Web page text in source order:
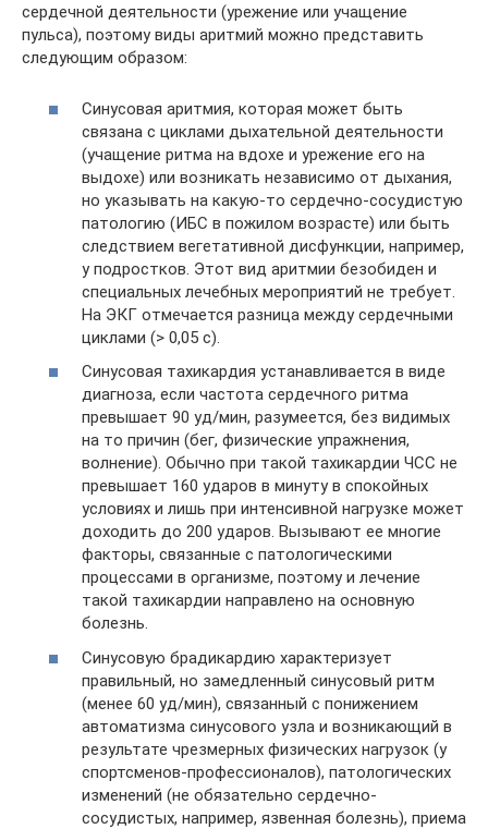
сердечной деятельности (урежение или учащение
пульса), поэтому виды аритмий можно представить
следующим образом:
Синусовая аритмия, которая может быть
связана с циклами дыхательной деятельности
(учащение ритма на вдохе и урежение его на
выдохе) или возникать независимо от дыхания,
но указывать на какую-то сердечно-сосудистую
патологию (ИБС в пожилом возрасте) или быть
следствием вегетативной дисфункции, например,
у подростков. Этот вид аритмии безобиден и
специальных лечебных мероприятий не требует.
На ЭКГ отмечается разница между сердечными
циклами (> 0,05 с).
Синусовая тахикардия устанавливается в виде
диагноза, если частота сердечного ритма
превышает 90 уд/мин, разумеется, без видимых
на то причин (бег, физические упражнения,
волнение). Обычно при такой тахикардии ЧСС не
превышает 160 ударов в минуту в спокойных
условиях и лишь при интенсивной нагрузке может
доходить до 200 ударов. Вызывают ее многие
факторы, связанные с патологическими
процессами в организме, поэтому и лечение
такой тахикардии направлено на основную
болезнь.
Синусовую брадикардию характеризует
правильный, но замедленный синусовый ритм
(менее 60 уд/мин), связанный с понижением
автоматизма синусового узла и возникающий в
результате чрезмерных физических нагрузок (у
спортсменов-профессионалов), патологических
изменений (не обязательно сердечно-
сосудистых, например, язвенная болезнь), приема